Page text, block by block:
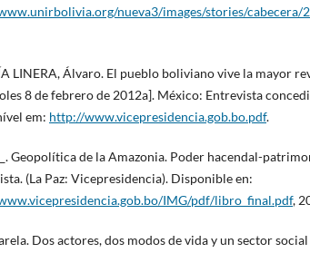
nueva3/images/stories/cabecera/
LINERA, Álvaro. El pueblo boliviano vive la mayor
8 de febrero de 2012a]. México: Entrevista
em: http://www.vicepresidencia.gob.bo.pdf.
Geopolítica de la Amazonia. Poder hacendal-
(La Paz: Vicepresidencia). Disponible en:
IMG/pdf/libro_final.pdf,
Dos actores, dos modos de vida y un sector